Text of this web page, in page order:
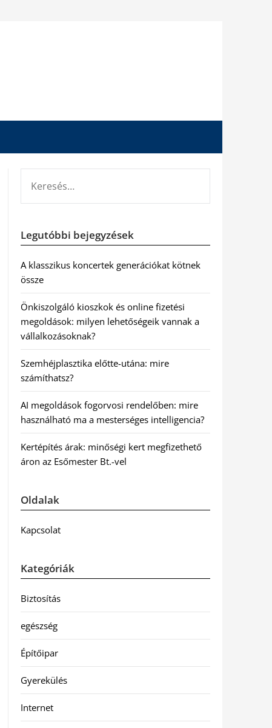
Legutóbbi bejegyzések
A klasszikus koncertek generációkat kötnek
össze
Önkiszolgáló kioszkok és online fizetési
megoldások: milyen lehetőségeik vannak a
vállalkozásoknak?
Szemhéjplasztika előtte-utána: mire
számíthatsz?
AI megoldások fogorvosi rendelőben: mire
használható ma a mesterséges intelligencia?
Kertépítés árak: minőségi kert megfizethető
áron az Esőmester Bt.-vel
Oldalak
Kapcsolat
Kategóriák
Biztosítás
egészség
Építőipar
Gyerekülés
Internet